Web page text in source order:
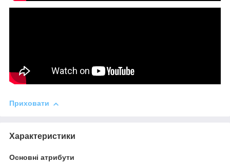
Приховати
Характеристики
Основні атрибути